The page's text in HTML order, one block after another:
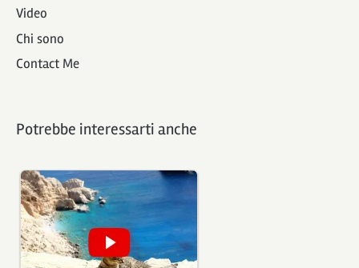
Video
Chi sono
Contact Me
Potrebbe interessarti anche